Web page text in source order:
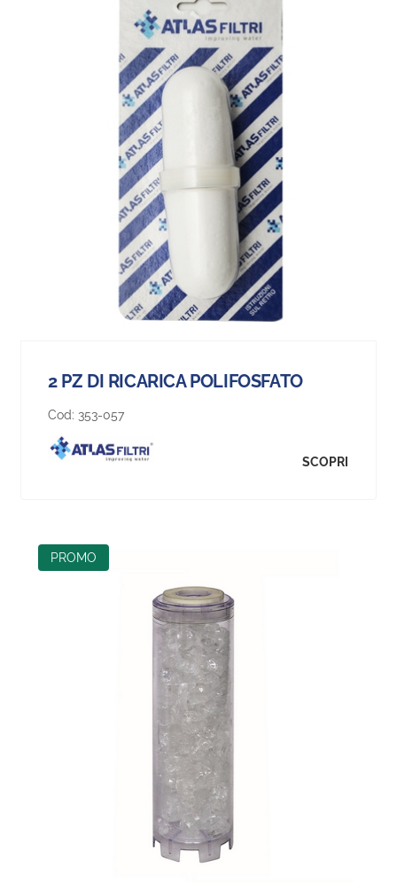
2 PZ DI RICARICA POLIFOSFATO
Cod: 353-057
SCOPRI
PROMO